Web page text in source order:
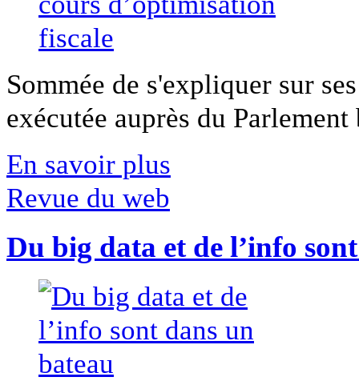
Sommée de s'expliquer sur
exécutée auprès du
En savoir plus
Revue du web
Du big data et de l’info